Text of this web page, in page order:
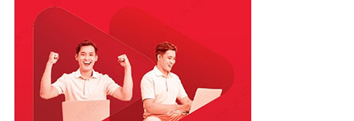
Quảng Ngãi
Quảng Ninh
Quảng Trị
Sóc Trăng
Sơn La
Tây Ninh